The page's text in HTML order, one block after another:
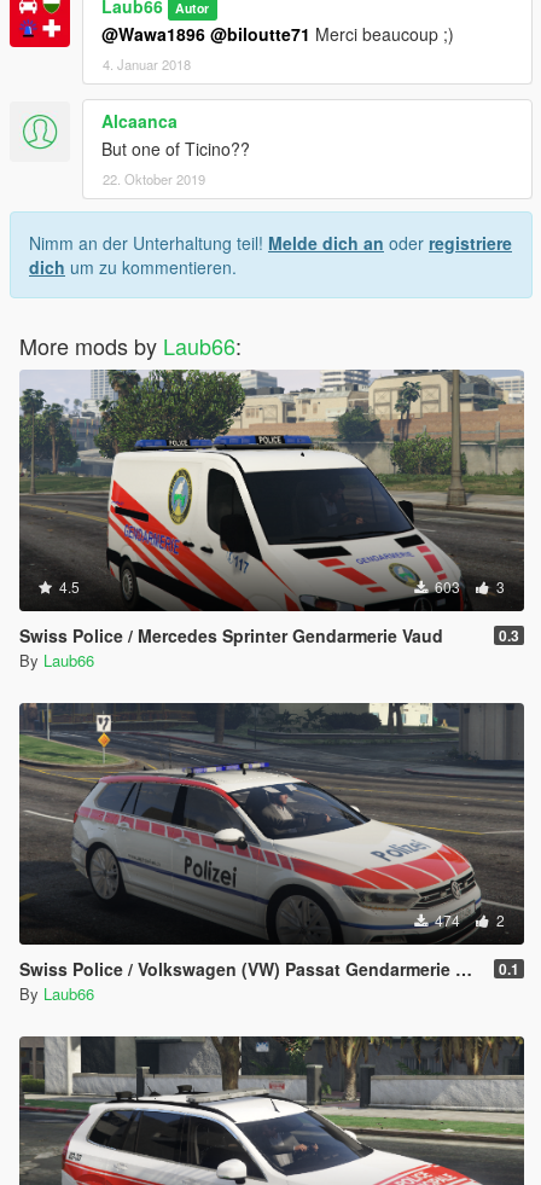
Laub66 Autor
@Wawa1896 @biloutte71 Merci beaucoup ;)
4. Januar 2018
Alcaanca
But one of Ticino??
22. Oktober 2019
Nimm an der Unterhaltung teil! Melde dich an oder registriere
dich um zu kommentieren.
More mods by Laub66:
4.5 603 3
Swiss Police / Mercedes Sprinter Gendarmerie Vaud 0.3
By Laub66
474 2
Swiss Police / Volkswagen (VW) Passat Gendarmerie Zug 0.1
By Laub66